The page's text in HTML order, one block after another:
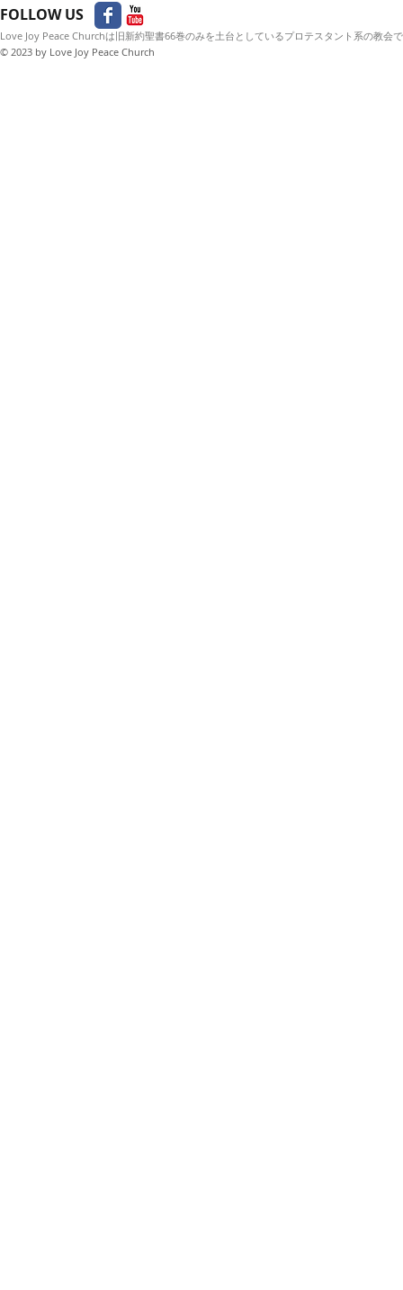
FOLLOW US
Love Joy Peace Churchは旧新約聖書66巻のみを土台としているプロテスタント系の教会
© 2023 by Love Joy Peace Church